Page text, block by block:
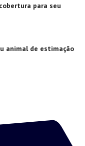
para seu
animal de estimação